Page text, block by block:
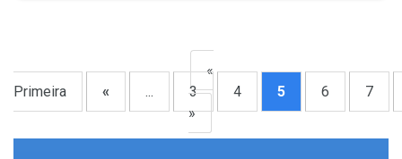
«
Primeira
« ... 3 4 5 6
7
»